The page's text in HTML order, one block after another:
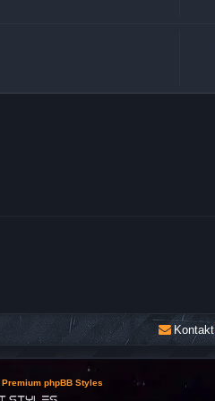
Kontakt
Premium phpBB Styles